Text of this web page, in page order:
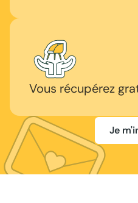
Vous récupérez
Je